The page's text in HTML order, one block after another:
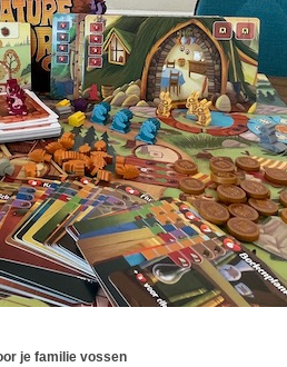
je familie vossen